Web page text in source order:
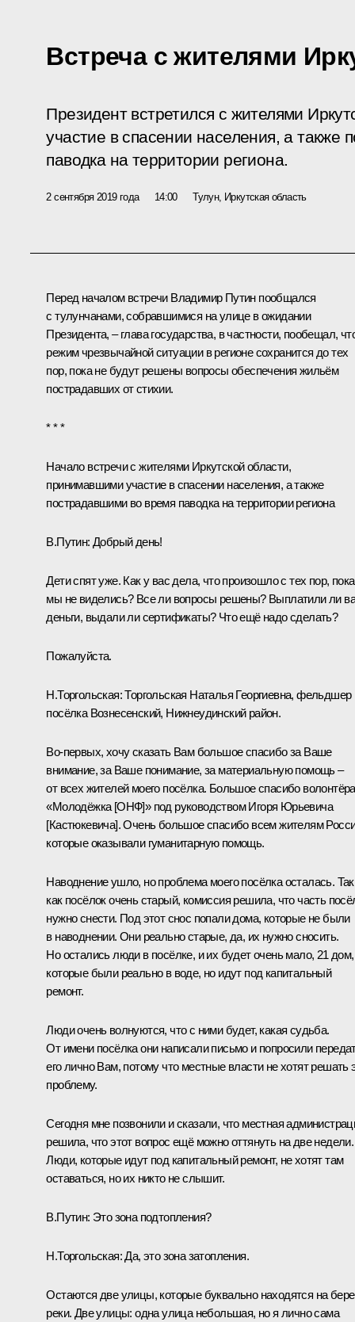
Встреча с жителями
Президент встретился с жителями
участие в спасении населения, а также
паводка на территории региона.
2 сентября 2019 года 14:00 Тулун, Иркутская область
Перед началом встречи Владимир Путин пообщался
с тулунчанами, собравшимися на улице в ожидании
Президента, – глава государства, в частности, пообещал,
режим чрезвычайной ситуации в регионе сохранится до тех
пор, пока не будут решены вопросы обеспечения жильём
пострадавших от стихии.
* * *
Начало встречи с жителями Иркутской области,
принимавшими участие в спасении населения, а также
пострадавшими во время паводка на территории региона
В.Путин: Добрый день!
Дети спят уже. Как у вас дела, что произошло с тех пор, пока
мы не виделись? Все ли вопросы решены? Выплатили ли
деньги, выдали ли сертификаты? Что ещё надо сделать?
Пожалуйста.
Н.Торгольская:Торгольская Наталья Георгиевна, фельдшер
посёлка Вознесенский, Нижнеудинский район.
Во-первых, хочу сказать Вам большое спасибо за Ваше
внимание, за Ваше понимание, за материальную помощь –
от всех жителей моего посёлка. Большое спасибо
«Молодёжка [ОНФ]» под руководством Игоря Юрьевича
[Кастюкевича]. Очень большое спасибо всем жителям
которые оказывали гуманитарную помощь.
Наводнение ушло, но проблема моего посёлка осталась. Так
как посёлок очень старый, комиссия решила, что часть
нужно снести. Под этот снос попали дома, которые не были
в наводнении. Они реально старые, да, их нужно сносить.
Но остались люди в посёлке, и их будет очень мало, 21 дом,
которые были реально в воде, но идут под капитальный
ремонт.
Люди очень волнуются, что с ними будет, какая судьба.
От имени посёлка они написали письмо и попросили
его лично Вам, потому что местные власти не хотят решать
проблему.
Сегодня мне позвонили и сказали, что местная
решила, что этот вопрос ещё можно оттянуть на две недели.
Люди, которые идут под капитальный ремонт, не хотят там
оставаться, но их никто не слышит.
В.Путин: Это зона подтопления?
Н.Торгольская:Да, это зона затопления.
Остаются две улицы, которые буквально находятся на
реки. Две улицы: одна улица небольшая, но я лично сама